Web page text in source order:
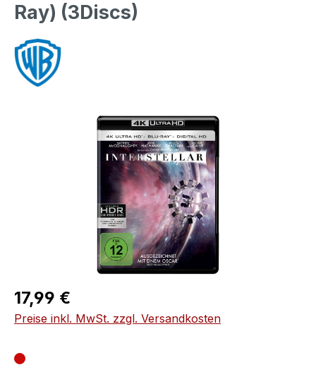
Ray) (3Discs)
Bildergalerie überspringen
Regulärer Preis:
17,99 €
Preise inkl. MwSt. zzgl. Versandkosten